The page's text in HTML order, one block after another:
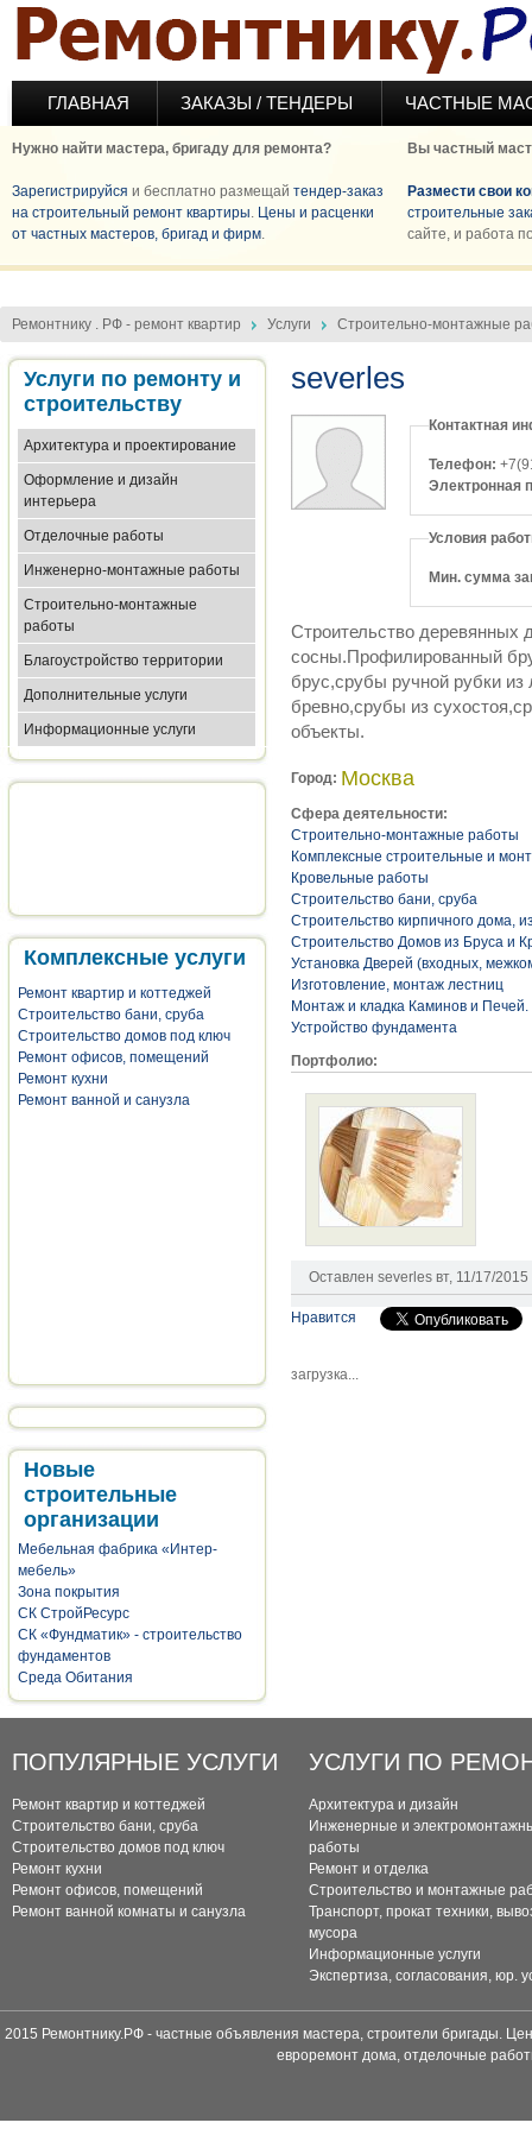
Перейти к основному содержанию
ГЛАВНАЯ ЗАКАЗЫ / ТЕНДЕРЫ ЧАСТНЫЕ
Нужно найти мастера, бригаду для ремонта?
Зарегистрируйся и бесплатно размещай тендер-заказ
на строительный ремонт квартиры. Цены и расценки
от частных мастеров, бригад и фирм.
Вы частный
Размести свои
строительные
сайте, и работа
Ремонтнику . РФ - ремонт квартир Услуги Строительно-монтажные
Услуги по ремонту и
строительству
Архитектура и проектирование
Оформление и дизайн
интерьера
Отделочные работы
Инженерно-монтажные работы
Строительно-монтажные
работы
Благоустройство территории
Дополнительные услуги
Информационные услуги
Комплексные услуги
Ремонт квартир и коттеджей
Строительство бани, сруба
Строительство домов под ключ
Ремонт офисов, помещений
Ремонт кухни
Ремонт ванной и санузла
Новые
строительные
организации
Мебельная фабрика «Интер-
мебель»
Зона покрытия
СК СтройРесурс
СК «Фундматик» - строительство
фундаментов
Среда Обитания
severles
Контактная
Телефон:
Электронная
Условия
Мин. сумма
Строительство деревянных
сосны.Профилированный
брус,срубы ручной рубки
бревно,срубы из
объекты.
Город: Москва
Сфера деятельности:
Строительно-монтажные работы
Комплексные строительные и
Кровельные работы
Строительство бани, сруба
Строительство кирпичного дома,
Строительство Домов из Бруса и
Установка Дверей (входных,
Изготовление, монтаж лестниц
Монтаж и кладка Каминов и
Устройство фундамента
Портфолио:
Оставлен severles вт, 11/17/
Нравится
загрузка...
ПОПУЛЯРНЫЕ УСЛУГИ
Ремонт квартир и коттеджей
Строительство бани, сруба
Строительство домов под ключ
Ремонт кухни
Ремонт офисов, помещений
Ремонт ванной комнаты и санузла
УСЛУГИ ПО
Архитектура и дизайн
Инженерные и
работы
Ремонт и отделка
Строительство и монтажные
Транспорт, прокат техники,
мусора
Информационные услуги
Экспертиза, согласования, юр.
2015 Ремонтнику.РФ - частные объявления мастера, строители бригады.
евроремонт дома, отделочные